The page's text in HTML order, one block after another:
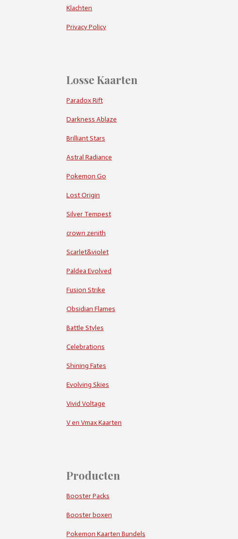
Klachten
Privacy Policy
Losse Kaarten
Paradox Rift
Darkness Ablaze
Brilliant Stars
Astral Radiance
Pokemon Go
Lost Origin
Silver Tempest
crown zenith
Scarlet&violet
Paldea Evolved
Fusion Strike
Obsidian Flames
Battle Styles
Celebrations
Shining Fates
Evolving Skies
Vivid Voltage
V en Vmax Kaarten
Producten
Booster Packs
Booster boxen
Pokemon Kaarten Bundels